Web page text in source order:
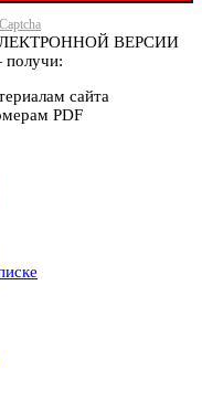
ВЕРСИИ
сайта
PDF